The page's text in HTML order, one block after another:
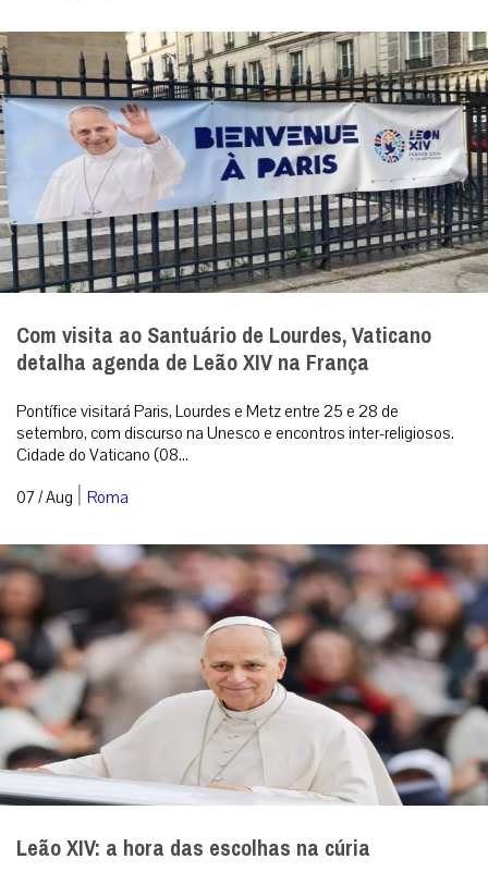
Com visita ao Santuário de Lourdes, Vaticano
detalha agenda de Leão XIV na França
Pontífice visitará Paris, Lourdes e Metz entre 25 e 28 de
setembro, com discurso na Unesco e encontros inter-religiosos.
Cidade do Vaticano (08...
07 / Aug | Roma
Leão XIV: a hora das escolhas na cúria